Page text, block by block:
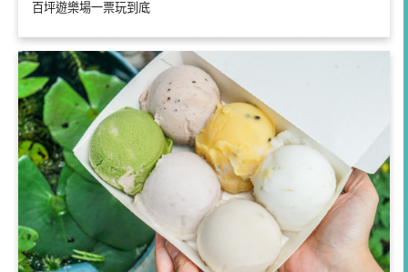
百坪遊樂場一票玩到底